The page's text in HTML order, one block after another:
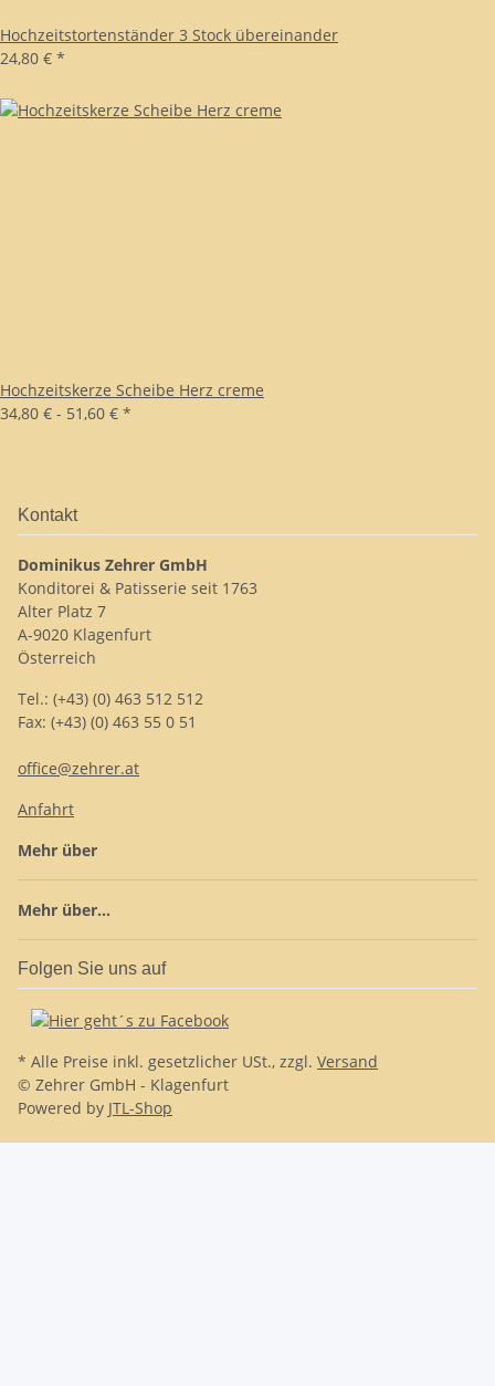
Hochzeitstortenständer 3 Stock übereinander
24,80 € *
Hochzeitskerze Scheibe Herz creme
34,80 € - 51,60 € *
Kontakt
Dominikus Zehrer GmbH
Konditorei & Patisserie seit 1763
Alter Platz 7
A-9020 Klagenfurt
Österreich
Tel.: (+43) (0) 463 512 512
Fax: (+43) (0) 463 55 0 51
office@zehrer.at
Anfahrt
Mehr über
Mehr über...
Folgen Sie uns auf
* Alle Preise inkl. gesetzlicher USt., zzgl. Versand
© Zehrer GmbH - Klagenfurt
Powered by JTL-Shop